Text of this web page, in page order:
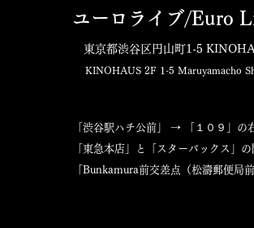
ユーロライブ/Euro
東京都渋谷区円山町1-5
KINOHAUS 2F 1-5 Maruyamacho
「渋谷駅ハチ公前」 → 「１０９」の
「東急本店」と「スターバックス」
「Bunkamura前交差点（松濤郵便局